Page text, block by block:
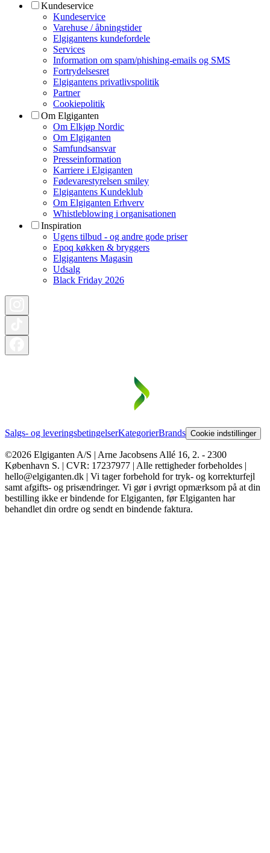
Kundeservice
Kundeservice
Varehuse / åbningstider
Elgigantens kundefordele
Services
Information om spam/phishing-emails og SMS
Fortrydelsesret
Elgigantens privatlivspolitik
Partner
Cookiepolitik
Om Elgiganten
Om Elkjøp Nordic
Om Elgiganten
Samfundsansvar
Presseinformation
Karriere i Elgiganten
Fødevarestyrelsen smiley
Elgigantens Kundeklub
Om Elgiganten Erhverv
Whistleblowing i organisationen
Inspiration
Ugens tilbud - og andre gode priser
Epoq køkken & bryggers
Elgigantens Magasin
Udsalg
Black Friday 2026
Salgs- og leveringsbetingelserKategorierBrands Cookie indstillinger
©2026 Elgiganten A/S | Arne Jacobsens Allé 16, 2. - 2300
København S. | CVR: 17237977 | Alle rettigheder forbeholdes |
hello@elgiganten.dk | Vi tager forbehold for tryk- og korrekturfejl
samt afgifts- og prisændringer. Vi gør i øvrigt opmærksom på at din
bestilling ikke er bindende for Elgiganten, før Elgiganten har
behandlet din ordre og sendt en bindende faktura.